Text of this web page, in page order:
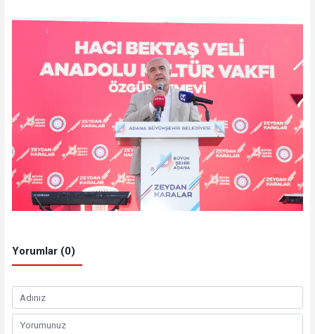
Yorumlar (0)